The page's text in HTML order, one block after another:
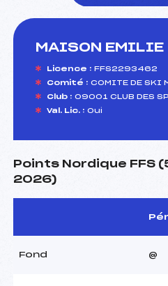
MAISON EMILIE
Licence : FFS2293462
Comité : COMITE DE SKI
Club : 09001 CLUB DES
Val. Lic. : Oui
Points Nordique FFS
2026)
Fond @